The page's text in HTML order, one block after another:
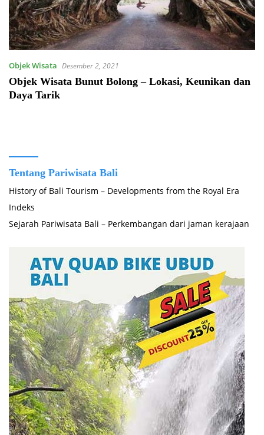
Objek Wisata Desember 2, 2021
Objek Wisata Bunut Bolong – Lokasi, Keunikan dan
Daya Tarik
Tentang Pariwisata Bali
History of Bali Tourism – Developments from the Royal Era
Indeks
Sejarah Pariwisata Bali – Perkembangan dari jaman kerajaan